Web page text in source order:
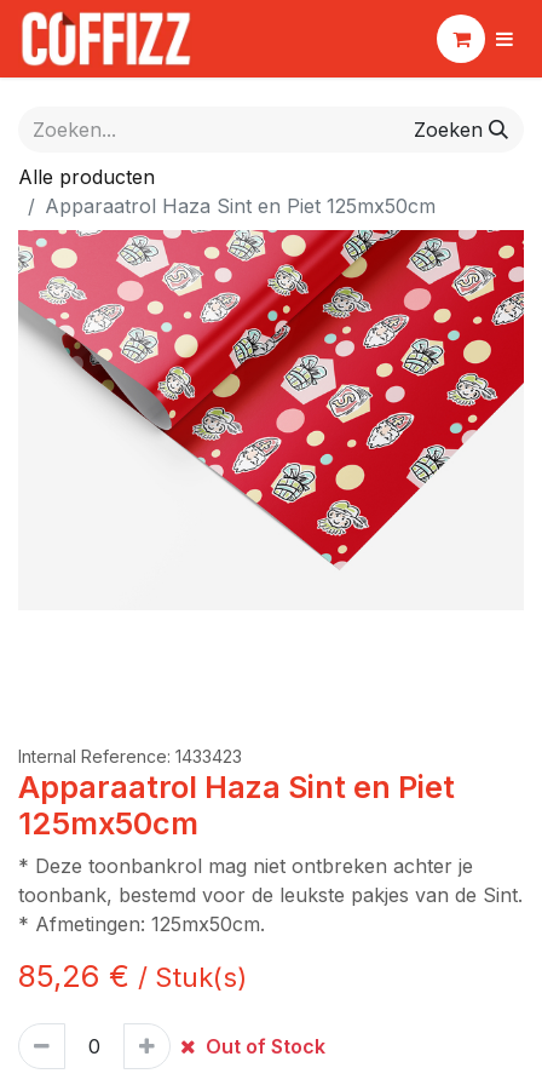
Zoeken
Alle producten
Apparaatrol Haza Sint en Piet 125mx50cm
Internal Reference: 1433423
Apparaatrol Haza Sint en Piet
125mx50cm
* Deze toonbankrol mag niet ontbreken achter je
toonbank, bestemd voor de leukste pakjes van de Sint.
* Afmetingen: 125mx50cm.
85,26 € / Stuk(s)
Out of Stock